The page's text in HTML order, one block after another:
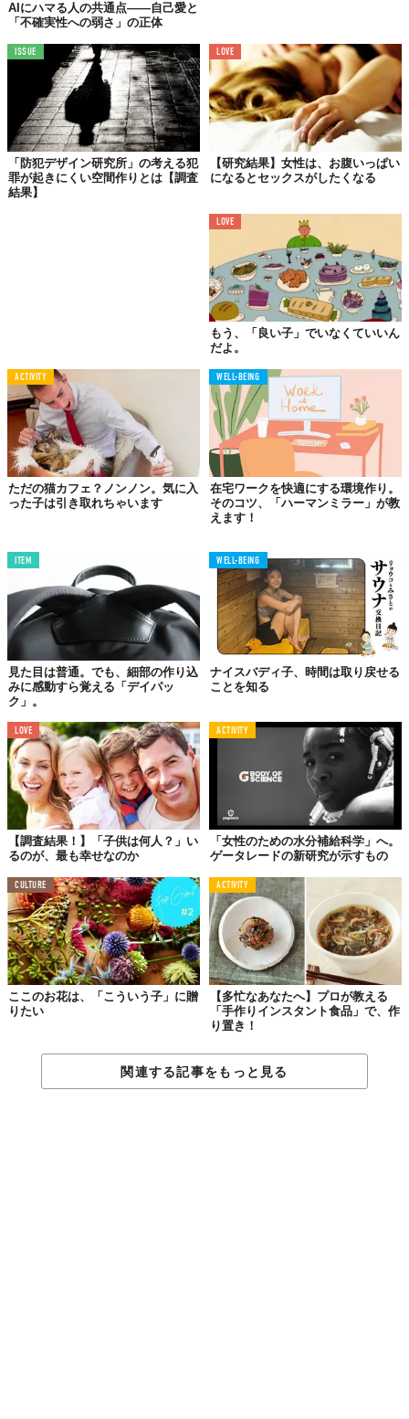
ジェラッシ氏によると、体外受精にはこれらに加えて、出産上の
メリットもある。まず、体外受精では遺伝子スクリーニングが可
能で、これにより先天的な病を持った子どもの出産リスクを減ら
すことが可能になる。また、同時に出産における母体の生命上の
そして最も大きな変化は 、卵子と精子を凍結した男女にとって、
「セックスは純粋に楽しむためだけの行為」になるということ。
彼は今後40年以内に、「性規範のパラダイムシフト」が起こると
この予想は科学的根拠に基づくものではないが、避妊薬の権威で
あるジェラッシ氏の言葉には、どこか信憑性があるようにも感じ
る。人口減少・晩婚化が進む日本でも、大きな話題にもなりそう
だ・・・。
Reference: Sex will soon be just for fun not babies, says father of the Pill on The Telegraph
この世界は、もっと広いはずだ。
AIにハマる人の共通点——自己愛と
「不確実性への弱さ」の正体
ISSUE
「防犯デザイン研究所」の考える犯
罪が起きにくい空間作りとは【調査
結果】
LOVE
【研究結果】女性は、お腹いっぱい
になるとセックスがしたくなる
LOVE
もう、「良い子」でいなくていいん
だよ。
ACTIVITY
ただの猫カフェ？ノンノン。気に入
った子は引き取れちゃいます
WELL-BEING
在宅ワークを快適にする環境作り。
そのコツ、「ハーマンミラー」が教
えます！
ITEM
見た目は普通。でも、細部の作り込
みに感動すら覚える「デイパッ
ク」。
WELL-BEING
ナイスバディ子、時間は取り戻せる
ことを知る
LOVE
【調査結果！】「子供は何人？」い
るのが、最も幸せなのか
ACTIVITY
「女性のための水分補給科学」へ。
ゲータレードの新研究が示すもの
CULTURE
ここのお花は、「こういう子」に贈
りたい
ACTIVITY
【多忙なあなたへ】プロが教える
「手作りインスタント食品」で、作
り置き！
関連する記事をもっと見る